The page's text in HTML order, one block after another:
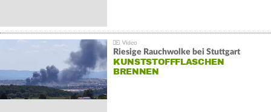
Riesige Rauchwolke bei Stuttgart
KUNSTSTOFFFLASCHEN
BRENNEN